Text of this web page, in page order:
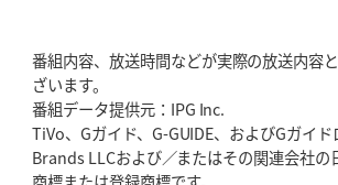
2026年5月14日(木)更新
神戸、1位通過の立役者レタリック
2026年5月7日(木)更新
番組内容、放送時間などが実際の放送内容
ざいます。
番組データ提供元：IPG Inc.
TiVo、Gガイド、G-GUIDE、およびGガイ
Brands LLCおよび／またはその関連会社の